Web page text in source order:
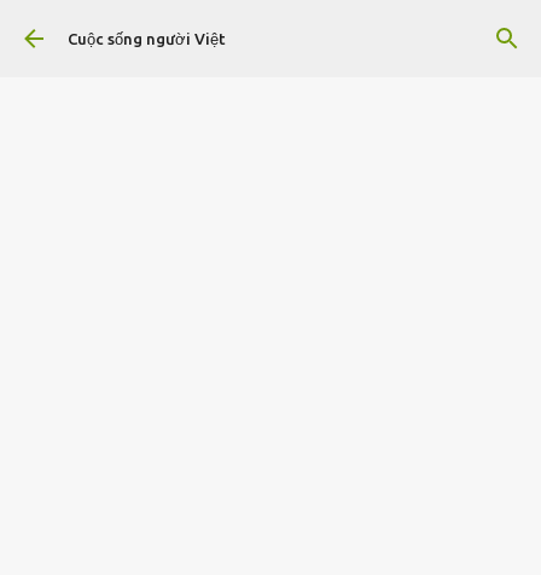
Chuyển đến nội dung chính
Cuộc sống người Việt